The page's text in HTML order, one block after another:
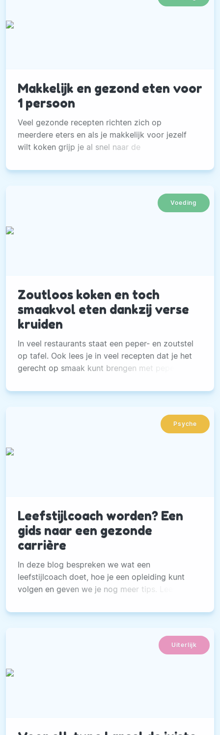
Makkelijk en gezond eten voor
1 persoon
Veel gezonde recepten richten zich op
meerdere eters en als je makkelijk voor jezelf
wilt koken grijp je al snel naar de
Voeding
Zoutloos koken en toch
smaakvol eten dankzij verse
kruiden
In veel restaurants staat een peper- en zoutstel
op tafel. Ook lees je in veel recepten dat je het
gerecht op smaak kunt brengen met peper &
Psyche
Leefstijlcoach worden? Een
gids naar een gezonde
carrière
In deze blog bespreken we wat een
leefstijlcoach doet, hoe je een opleiding kunt
volgen en geven we je nog meer tips. Lees snel
Uiterlijk